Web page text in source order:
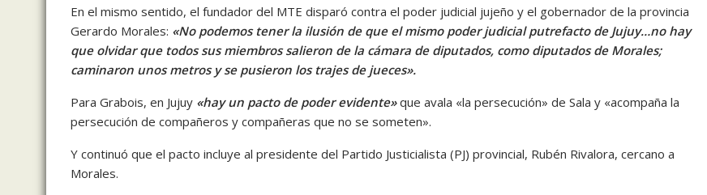
En el mismo sentido, el fundador del MTE disparó contra el poder judicial jujeño y el gobernador de la provincia
Gerardo Morales: «No podemos tener la ilusión de que el mismo poder judicial putrefacto de Jujuy…no hay
que olvidar que todos sus miembros salieron de la cámara de diputados, como diputados de Morales;
caminaron unos metros y se pusieron los trajes de jueces».
Para Grabois, en Jujuy «hay un pacto de poder evidente»que avala «la persecución» de Sala y «acompaña la
persecución de compañeros y compañeras que no se someten».
Y continuó que el pacto incluye al presidente del Partido Justicialista (PJ) provincial, Rubén Rivalora, cercano a
Morales.